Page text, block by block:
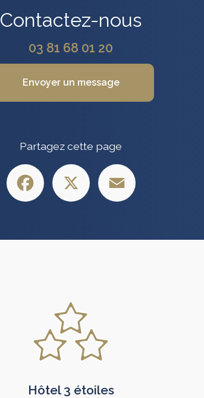
Contactez-nous
03 81 68 01 20
Envoyer un message
Partagez cette page
Facebook
Hôtel 3 étoiles